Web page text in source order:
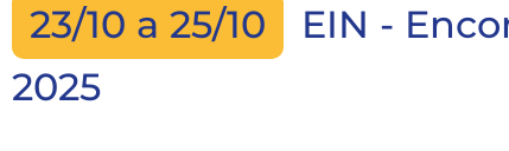
23/10 a 25/10
EIN -
2025